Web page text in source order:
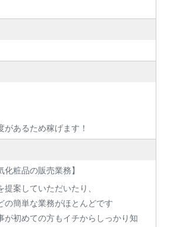
があるため稼げます！
化粧品の販売業務】
案していただいたり、
の簡単な業務がほとんどです
が初めての方もイチからしっかり知